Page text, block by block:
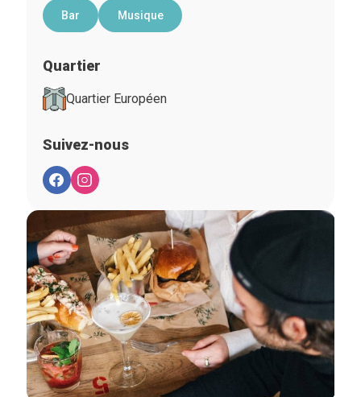
Bar Musique
Quartier
Quartier Européen
Suivez-nous